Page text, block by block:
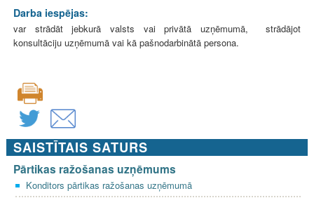
Darba iespējas:
var strādāt jebkurā valsts vai privātā uzņēmumā, strādājot
konsultāciju uzņēmumā vai kā pašnodarbinātā persona.
SAISTĪTAIS SATURS
Pārtikas ražošanas uzņēmums
Konditors pārtikas ražošanas uzņēmumā